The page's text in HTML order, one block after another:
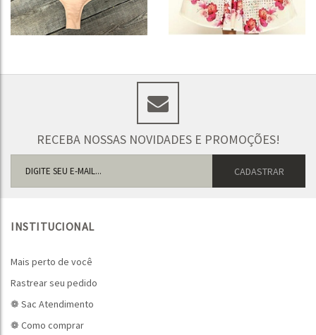
RECEBA NOSSAS NOVIDADES E PROMOÇÕES!
INSTITUCIONAL
Mais perto de você
Rastrear seu pedido
❁ Sac Atendimento
❁ Como comprar